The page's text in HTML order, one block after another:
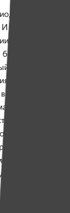
Он принял
это
препарат
которого
в группу
этот
как
была
этот